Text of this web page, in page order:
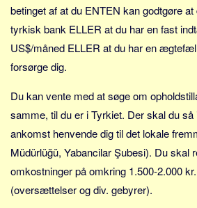
Sverige
Norge
Grækenland
USA
Nøgleord
Bolig
betinget af at du ENTEN kan godtgøre
tyrkisk bank ELLER at du har en fast
US$/måned ELLER at du har en
forsørge dig.
Du kan vente med at søge om
samme, til du er i Tyrkiet. Der skal du så
ankomst henvende dig til det lokale
Müdürlüğü, Yabancilar Şubesi). Du skal
omkostninger på omkring 1.500-2.000
(oversættelser og div. gebyrer).